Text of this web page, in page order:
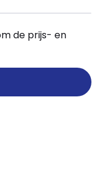
de prijs- en